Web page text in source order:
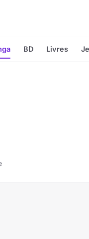
BD Livres